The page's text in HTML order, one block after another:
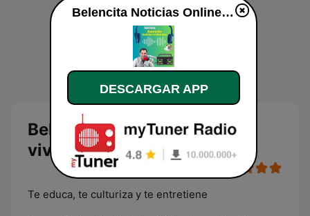
Belencita Noticias Online en
vivo
Te educa, te culturiza y te entretiene
Belencita Noticias Online en vivo
DESCARGAR APP